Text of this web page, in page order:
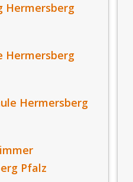
Hermersberg
Hermersberg
Hermersberg
Pfalz